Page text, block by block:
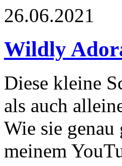
26.06.2021
Wildly
Diese kleine
als auch
Wie sie
meinem